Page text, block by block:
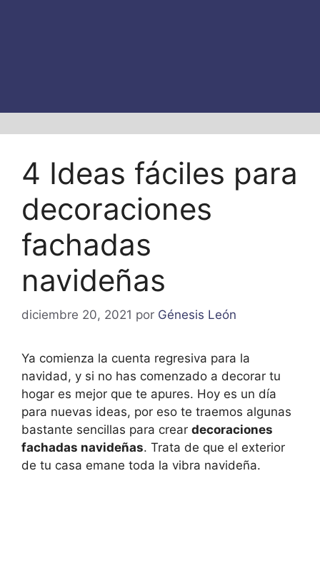
4 Ideas fáciles para
decoraciones
fachadas
navideñas
diciembre 20, 2021 por Génesis León
Ya comienza la cuenta regresiva para la
navidad, y si no has comenzado a decorar tu
hogar es mejor que te apures. Hoy es un día
para nuevas ideas, por eso te traemos algunas
bastante sencillas para crear decoraciones
fachadas navideñas. Trata de que el exterior
de tu casa emane toda la vibra navideña.